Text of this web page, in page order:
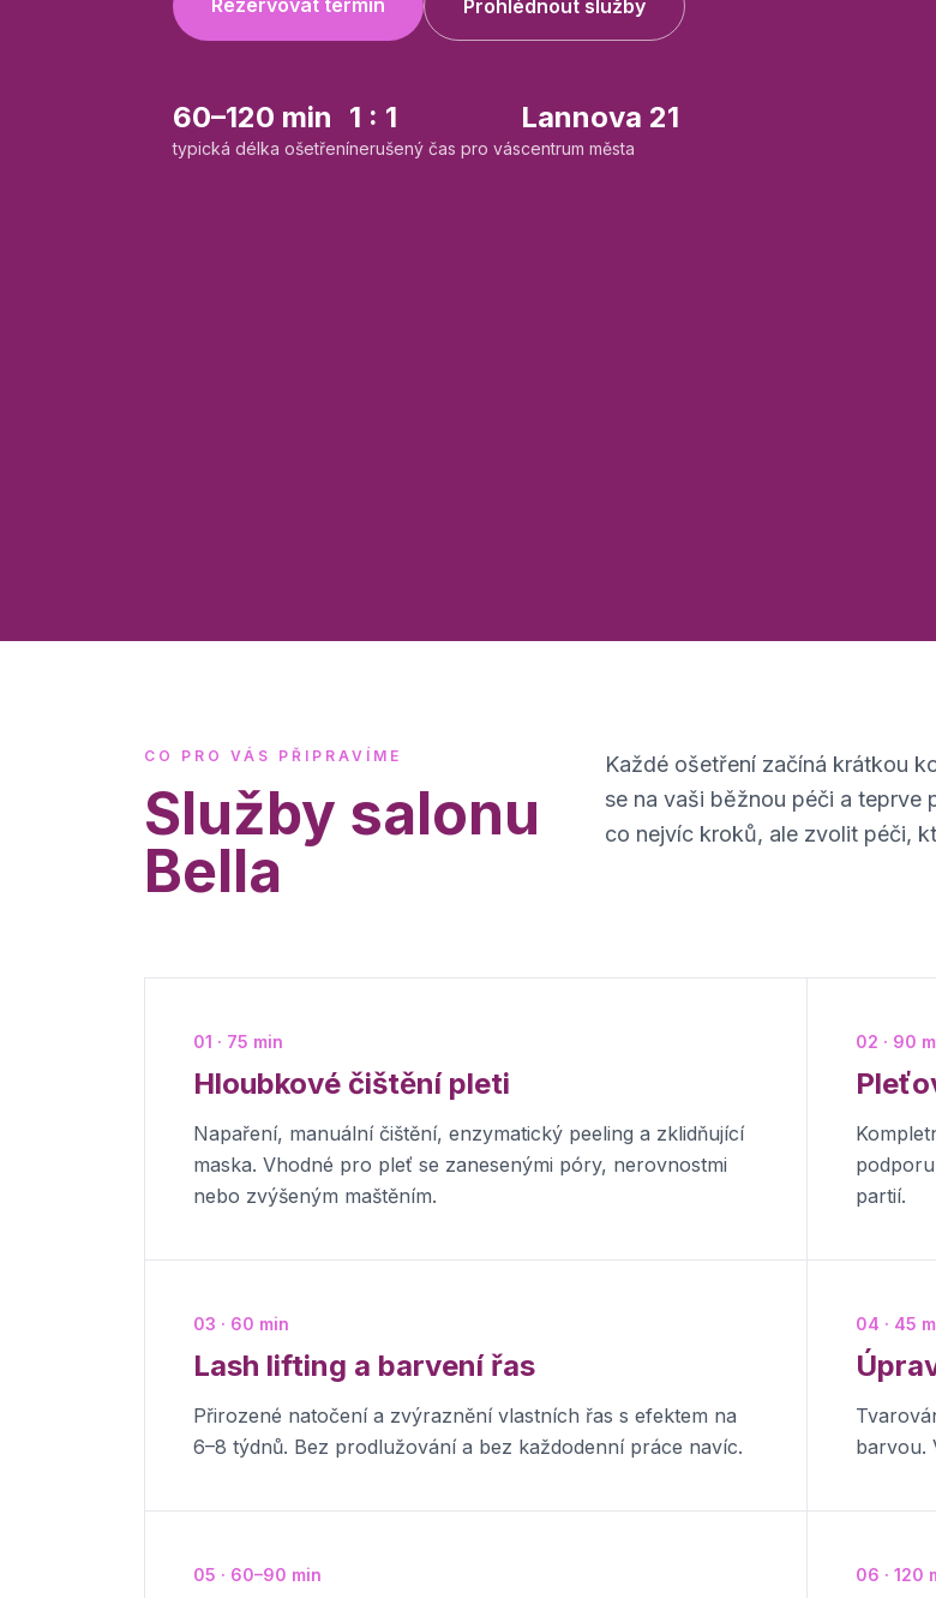
Rezervovat termín Prohlédnout služby
60–120 min
typická délka ošetření
1 : 1
nerušený čas pro vás
Lannova 21
centrum města
CO PRO VÁS PŘIPRAVÍME
Služby salonu
Bella
Každé ošetření začíná krátkou
se na vaši běžnou péči a teprve
co nejvíc kroků, ale zvolit péči,
01 · 75 min
Hloubkové čištění pleti
Napaření, manuální čištění, enzymatický peeling a zklidňující
maska. Vhodné pro pleť se zanesenými póry, nerovnostmi
nebo zvýšeným maštěním.
02 · 90
partií.
03 · 60 min
Lash lifting a barvení řas
Přirozené natočení a zvýraznění vlastních řas s efektem na
6–8 týdnů. Bez prodlužování a bez každodenní práce navíc.
04 · 45
barvou.
05 · 60–90 min 06 · 120